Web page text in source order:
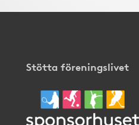
Stötta föreningslivet